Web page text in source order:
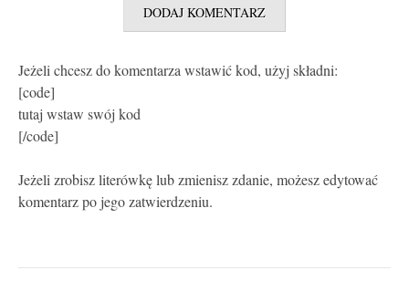
Jeżeli chcesz do komentarza wstawić kod, użyj składni:
[code]
tutaj wstaw swój kod
[/code]
Jeżeli zrobisz literówkę lub zmienisz zdanie, możesz edytować
komentarz po jego zatwierdzeniu.